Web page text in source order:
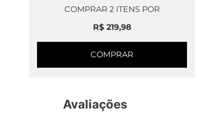
COMPRAR 2ITENS POR
R$ 219,98
COMPRAR
Avaliações